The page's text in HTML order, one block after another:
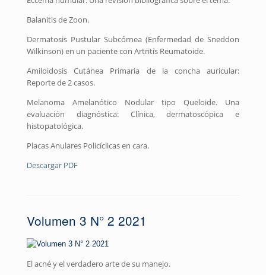
Balanitis de Zoon.
Dermatosis Pustular Subcórnea (Enfermedad de Sneddon
Wilkinson) en un paciente con Artritis Reumatoide.
Amiloidosis Cutánea Primaria de la concha auricular:
Reporte de 2 casos.
Melanoma Amelanótico Nodular tipo Queloide. Una
evaluación diagnóstica: Clínica, dermatoscópica e
histopatológica.
Placas Anulares Policíclicas en cara.
Descargar PDF
Volumen 3 N° 2 2021
El acné y el verdadero arte de su manejo.